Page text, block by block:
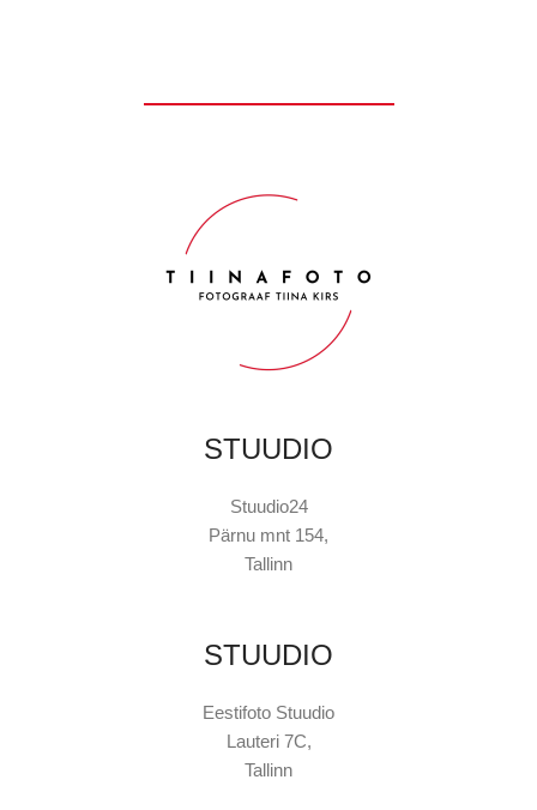
STUUDIO
Stuudio24
Pärnu mnt 154,
Tallinn
STUUDIO
Eestifoto Stuudio
Lauteri 7C,
Tallinn